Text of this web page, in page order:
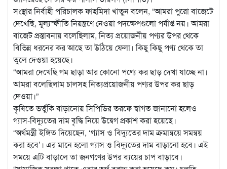
সংস্থার নির্বাহী পরিচালক ফাহমিদা খাতুন বলেন, “আমরা পুরো বাজেটে
দেখেছি, মূল্যস্ফীতি নিয়ন্ত্রণে নেওয়া পদক্ষেপগুলো পর্যাপ্ত নয়। আমরা
বাজেট প্রস্তাবনায় বলেছিলাম, নিত্য প্রয়োজনীয় পণ্যর উপর থেকে
বিভিন্ন ধরনের কর আছে তা উঠিয়ে ফেলা। কিছু কিছু পণ্য থেকে তা
তুলে দেওয়া হয়েছে।
“আমরা দেখেছি গম ছাড়া আর কোনো পণ্যে কর ছাড় দেখা যাচ্ছে না।
আমরা বলেছিলাম চালসহ নিত্যপ্রয়োজনীয় পণ্যর উপর কর ছাড়
দেওয়া।”
কৃষিতে ভর্তুকি বাড়ানোয় সিপিডির তরফে স্বাগত জানানো হলেও
গ্যাস-বিদ্যুতের দাম বৃদ্ধি নিয়ে উদ্বেগ প্রকাশ করা হয়েছে।
“অর্থমন্ত্রী ইঙ্গিত দিয়েছেন, ‘গ্যাস ও বিদ্যুতের দাম ক্রমান্বয়ে সমন্বয়
করা হবে’। এর মানে হলো গ্যাস ও বিদ্যুতের দাম বাড়ানো হবে। এই
সময়ে এটি বাড়ালে তা জনগণের উপর ব্যয়ের চাপ বাড়াবে।